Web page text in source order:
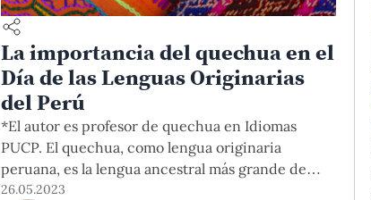
La importancia del quechua en el
Día de las Lenguas Originarias
del Perú
*El autor es profesor de quechua en Idiomas
PUCP. El quechua, como lengua originaria
peruana, es la lengua ancestral más grande de
América. Aunque su presencia es de primera
26.05.2023